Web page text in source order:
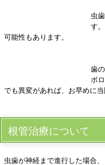
虫
す
可能性もあります。
歯
ボ
でも異変があれば、お早めに当
根管治療について
虫歯が神経まで進行した場合